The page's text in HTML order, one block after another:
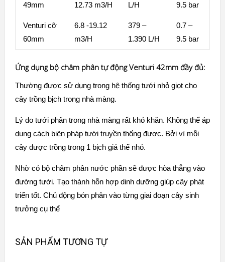
49mm
12.73 m3/H
L/H
9.5 bar
Venturi cỡ
60mm
6.8 -19.12
m3/H
379 –
1.390 L/H
0.7 –
9.5 bar
Ứng dụng bộ châm phân tự động Venturi 42mm đầy đủ:
Thường được sử dụng trong hệ thống tưới nhỏ giọtcho
cây trồng bịch trong nhà màng.
Lý do tưới phân trong nhà màng rất khó khăn. Không thể áp
dụng cách biện pháp tưới truyền thống được. Bởi vì mỗi
cây được trồng trong 1 bịch giá thể nhỏ.
Nhờ có bộ châm phân nước phần sẽ được hòa thẳng vào
đường tưới. Tạo thành hỗn hợp dinh dưỡng giúp cây phát
triển tốt. Chủ động bón phân vào từng giai đoạn cây sinh
trưởng cụ thể
SẢN PHẨM TƯƠNG TỰ